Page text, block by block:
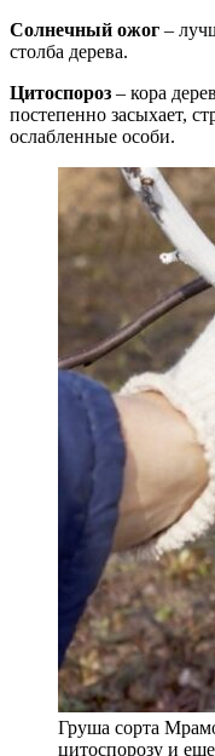
Солнечный ожог –
столба дерева.
Цитоспороз – кора
постепенно засыхает,
ослабленные особи.
Груша сорта
цитоспорозу и